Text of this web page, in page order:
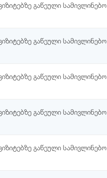
გაწეული სამივლინებო
გაწეული სამივლინებო
გაწეული სამივლინებო
გაწეული სამივლინებო
გაწეული სამივლინებო